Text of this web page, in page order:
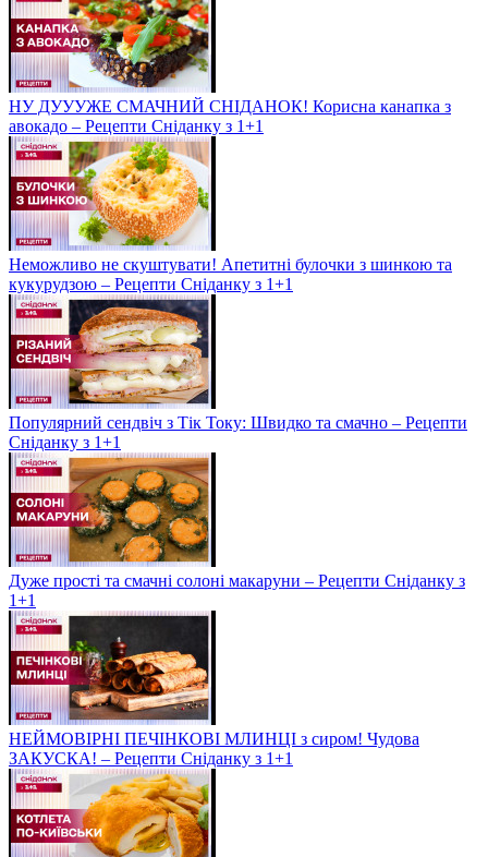
НУ ДУУУЖЕ СМАЧНИЙ СНІДАНОК! Корисна канапка з
авокадо – Рецепти Сніданку з 1+1
Неможливо не скуштувати! Апетитні булочки з шинкою та
кукурудзою – Рецепти Сніданку з 1+1
Популярний сендвіч з Тік Току: Швидко та смачно – Рецепти
Сніданку з 1+1
Дуже прості та смачні солоні макаруни – Рецепти Сніданку з
1+1
НЕЙМОВІРНІ ПЕЧІНКОВІ МЛИНЦІ з сиром! Чудова
ЗАКУСКА! – Рецепти Сніданку з 1+1